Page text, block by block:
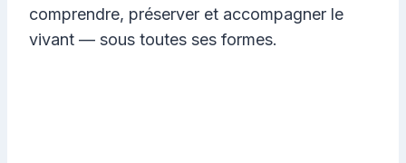
comprendre, préserver et accompagner le
vivant — sous toutes ses formes.